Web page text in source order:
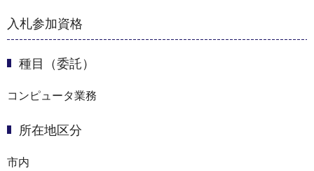
入札参加資格
種目（委託）
コンピュータ業務
所在地区分
市内